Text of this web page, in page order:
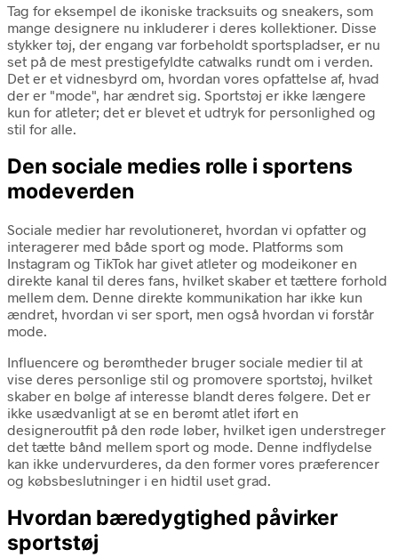
Tag for eksempel de ikoniske tracksuits og sneakers, som
mange designere nu inkluderer i deres kollektioner. Disse
stykker tøj, der engang var forbeholdt sportspladser, er nu
set på de mest prestigefyldte catwalks rundt om i verden.
Det er et vidnesbyrd om, hvordan vores opfattelse af, hvad
der er "mode", har ændret sig. Sportstøj er ikke længere
kun for atleter; det er blevet et udtryk for personlighed og
stil for alle.
Den sociale medies rolle i sportens
modeverden
Sociale medier har revolutioneret, hvordan vi opfatter og
interagerer med både sport og mode. Platforms som
Instagram og TikTok har givet atleter og modeikoner en
direkte kanal til deres fans, hvilket skaber et tættere forhold
mellem dem. Denne direkte kommunikation har ikke kun
ændret, hvordan vi ser sport, men også hvordan vi forstår
mode.
Influencere og berømtheder bruger sociale medier til at
vise deres personlige stil og promovere sportstøj, hvilket
skaber en bølge af interesse blandt deres følgere. Det er
ikke usædvanligt at se en berømt atlet iført en
designeroutfit på den røde løber, hvilket igen understreger
det tætte bånd mellem sport og mode. Denne indflydelse
kan ikke undervurderes, da den former vores præferencer
og købsbeslutninger i en hidtil uset grad.
Hvordan bæredygtighed påvirker
sportstøj